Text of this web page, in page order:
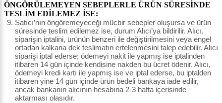
ÖNGÖRÜLEMEYEN SEBEPLERLE ÜRÜN SÜRESİNDE
TESLİM EDİLEMEZ İSE:
Satıcı’nın öngöremeyeceği mücbir sebepler oluşursa ve ürün
süresinde teslim edilemez ise, durum Alıcı’ya bildirilir. Alıcı,
siparişin iptalini, ürünün benzeri ile değiştirilmesini veya engel
ortadan kalkana dek teslimatın ertelenmesini talep edebilir. Alıcı
siparişi iptal ederse; ödemeyi nakit ile yapmış ise iptalinden
itibaren 14 gün içinde kendisine nakden bu ücret ödenir. Alıcı,
ödemeyi kredi kartı ile yapmış ise ve iptal ederse, bu iptalden
itibaren yine 14 gün içinde ürün bedeli bankaya iade edilir,
ancak bankanın alıcının hesabına 2-3 hafta içerisinde
aktarması olasıdır.